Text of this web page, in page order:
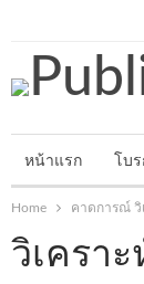
หน้าแรก โบ
Home คาดการณ์ วิ
วิเครา